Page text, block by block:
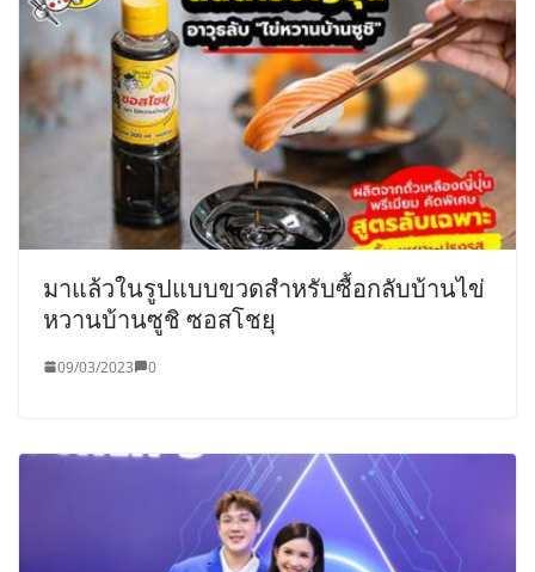
มาแล้วในรูปแบบขวดสำหรับซื้อกลับบ้านไข่
หวานบ้านซูชิ ซอสโชยุ
09/03/2023 0